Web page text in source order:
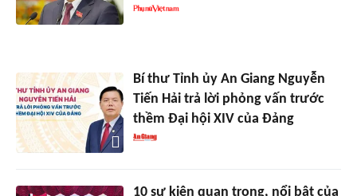
Bí thư Tỉnh ủy An Giang Nguyễn
Tiến Hải trả lời phỏng vấn trước
thềm Đại hội XIV của Đảng
10 sự kiện quan trọng, nổi bật của